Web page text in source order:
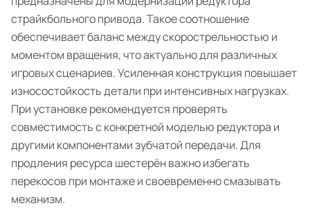
страйкбольного привода. Такое соотношение
обеспечивает баланс между скорострельностью и
моментом вращения, что актуально для различных
игровых сценариев. Усиленная конструкция повышает
износостойкость детали при интенсивных нагрузках.
При установке рекомендуется проверять
совместимость с конкретной моделью редуктора и
другими компонентами зубчатой передачи. Для
продления ресурса шестерён важно избегать
перекосов при монтаже и своевременно смазывать
механизм.